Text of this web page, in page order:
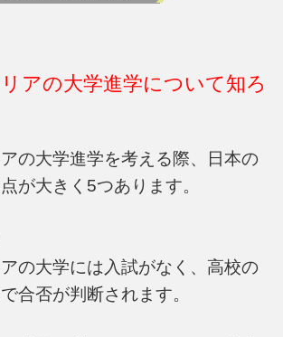
アの大学進学について知ろ
の大学進学を考える際、日本の
が大きく5つあります。
の大学には入試がなく、高校の
合否が判断されます。